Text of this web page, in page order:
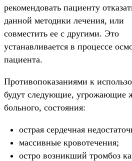
рекомендовать пациенту
данной методики лечения, или
совместить ее с другими. Это
устанавливается в процессе
пациента.
Противопоказаниями к
будут следующие, угрожающие
больного, состояния:
острая сердечная
массивные кровотечения;
остро возникший тромбоз